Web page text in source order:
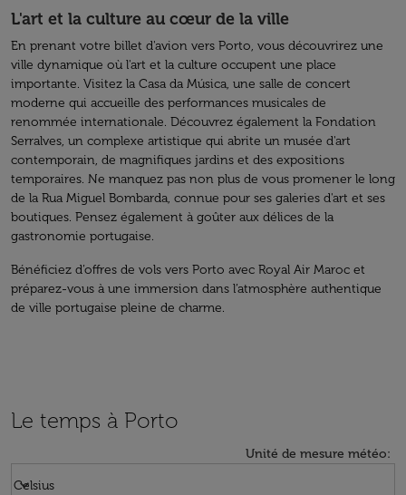
L'art et la culture au cœur de la ville
En prenant votre billet d'avion vers Porto, vous découvrirez une
ville dynamique où l'art et la culture occupent une place
importante. Visitez la Casa da Música, une salle de concert
moderne qui accueille des performances musicales de
renommée internationale. Découvrez également la Fondation
Serralves, un complexe artistique qui abrite un musée d'art
contemporain, de magnifiques jardins et des expositions
temporaires. Ne manquez pas non plus de vous promener le long
de la Rua Miguel Bombarda, connue pour ses galeries d'art et ses
boutiques. Pensez également à goûter aux délices de la
gastronomie portugaise.
Bénéficiez d’offres de vols vers Porto avec Royal Air Maroc et
préparez-vous à une immersion dans l’atmosphère authentique
de ville portugaise pleine de charme.
Le temps à Porto
Unité de mesure météo:
Celsius
keyboard_arrow_down